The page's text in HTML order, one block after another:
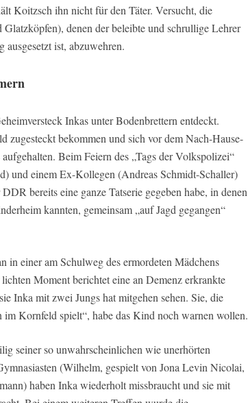
Koitzsch ihn nicht für den Täter. Versucht, die
denen der beleibte und schrullige Lehrer
ausgesetzt ist, abzuwehren.
Inkas unter Bodenbrettern entdeckt.
zugesteckt bekommen und sich vor dem Nach-Hause-
Beim Feiern des „Tags der Volkspolizei“
und einem Ex-Kollegen (Andreas Schmidt-Schaller)
bereits eine ganze Tatserie gegeben habe, in denen
kannten, gemeinsam „auf Jagd gegangen“
in einer am Schulweg des ermordeten Mädchens
Moment berichtet eine an Demenz erkrankte
Inka mit zwei Jungs hat mitgehen sehen. Sie, die
im Kornfeld spielt“, habe das Kind noch warnen wollen.
seiner so unwahrscheinlichen wie unerhörten
(Wilhelm, gespielt von Jona Levin Nicolai,
haben Inka wiederholt missbraucht und sie mit